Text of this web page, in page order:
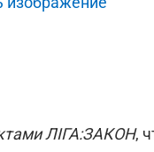
ЛІГА:ЗАКОН,